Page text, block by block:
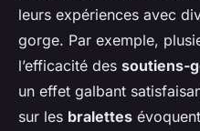
leurs expériences avec
gorge. Par exemple,
l’efficacité des soutiens-
un effet galbant
sur les bralettes